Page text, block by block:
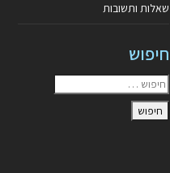
שאלות ותשובות
חיפוש